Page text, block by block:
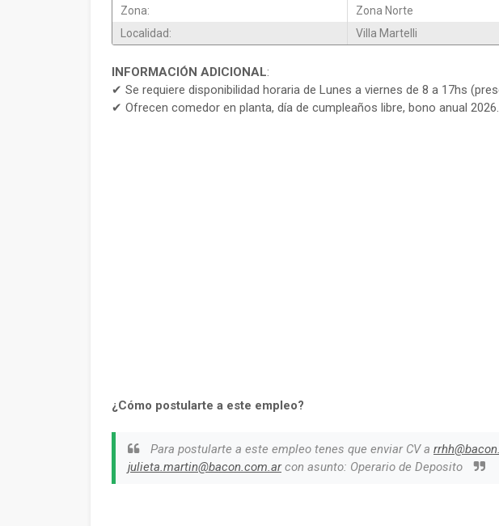
Zona:
Zona Norte
Localidad:
Villa Martelli
INFORMACIÓN ADICIONAL:
✔ Se requiere disponibilidad horaria de Lunes a viernes de 8 a 17hs
✔ Ofrecen comedor en planta, día de cumpleaños libre, bono anual 2026.
¿Cómo postularte a este empleo?
Para postularte a este empleo tenes que enviar CV a
julieta.martin@bacon.com.arcon asunto: Operario de Deposito